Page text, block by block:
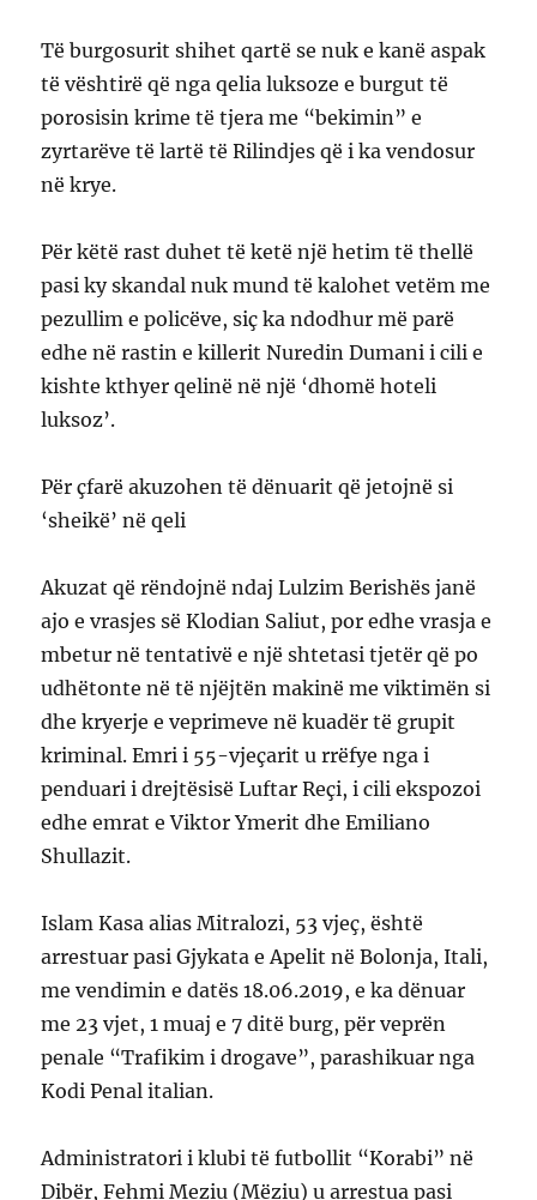
Të burgosurit shihet qartë se nuk e kanë aspak
të vështirë që nga qelia luksoze e burgut të
porosisin krime të tjera me “bekimin” e
zyrtarëve të lartë të Rilindjes që i ka vendosur
në krye.
Për këtë rast duhet të ketë një hetim të thellë
pasi ky skandal nuk mund të kalohet vetëm me
pezullim e policëve, siç ka ndodhur më parë
edhe në rastin e killerit Nuredin Dumani i cili e
kishte kthyer qelinë në një ‘dhomë hoteli
luksoz’.
Për çfarë akuzohen të dënuarit që jetojnë si
‘sheikë’ në qeli
Akuzat që rëndojnë ndaj Lulzim Berishës janë
ajo e vrasjes së Klodian Saliut, por edhe vrasja e
mbetur në tentativë e një shtetasi tjetër që po
udhëtonte në të njëjtën makinë me viktimën si
dhe kryerje e veprimeve në kuadër të grupit
kriminal. Emri i 55-vjeçarit u rrëfye nga i
penduari i drejtësisë Luftar Reçi, i cili ekspozoi
edhe emrat e Viktor Ymerit dhe Emiliano
Shullazit.
Islam Kasa alias Mitralozi, 53 vjeç, është
arrestuar pasi Gjykata e Apelit në Bolonja, Itali,
me vendimin e datës 18.06.2019, e ka dënuar
me 23 vjet, 1 muaj e 7 ditë burg, për veprën
penale “Trafikim i drogave”, parashikuar nga
Kodi Penal italian.
Administratori i klubi të futbollit “Korabi” në
Dibër, Fehmi Meziu (Mëziu) u arrestua pasi